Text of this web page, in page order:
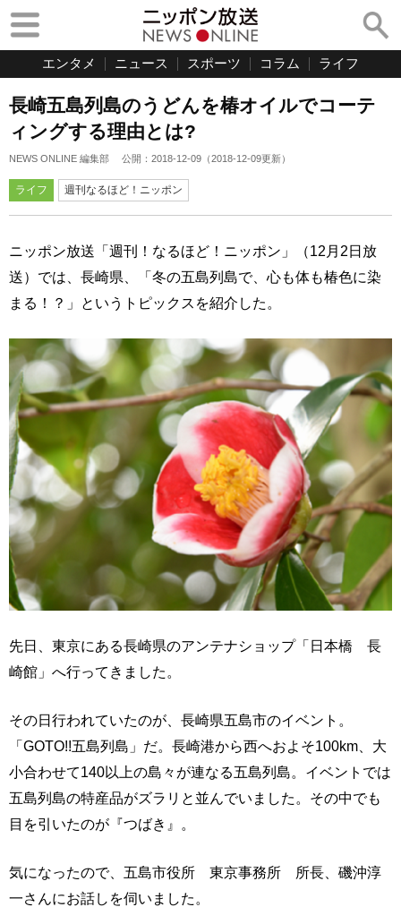
エンタメ ニュース スポーツ コラム ライフ
長崎五島列島のうどんを椿オイルでコーテ
ィングする理由とは?
NEWS ONLINE 編集部 公開： 2018-12-09 （2018-12-09更新）
ライフ 週刊なるほど！ニッポン
ニッポン放送「週刊！なるほど！ニッポン」（12月2日放
送）では、長崎県、「冬の五島列島で、心も体も椿色に染
まる！？」というトピックスを紹介した。
先日、東京にある長崎県のアンテナショップ「日本橋 長
崎館」へ行ってきました。
その日行われていたのが、長崎県五島市のイベント。
「GOTO!!五島列島」だ。長崎港から西へおよそ100km、大
小合わせて140以上の島々が連なる五島列島。イベントでは
五島列島の特産品がズラリと並んでいました。その中でも
目を引いたのが『つばき』。
気になったので、五島市役所 東京事務所 所長、磯沖淳
一さんにお話しを伺いました。